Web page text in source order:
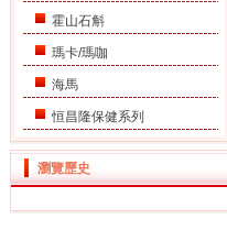
霍山石斛
瑪卡/瑪咖
海馬
恒昌隆保健系列
瀏覽歷史